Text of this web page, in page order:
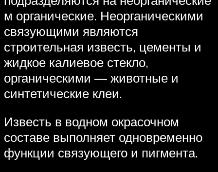
м органические. Неорганическими
связующими являются
строительная известь, цементы и
жидкое калиевое стекло,
органическими — животные и
синтетические клеи.
Известь в водном окрасочном
составе выполняет одновременно
функции связующего и пигмента.